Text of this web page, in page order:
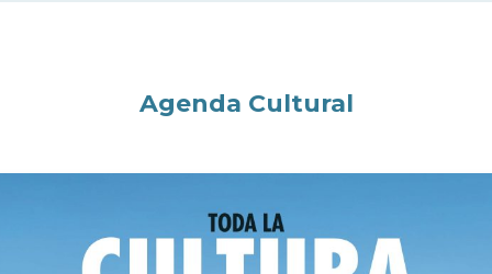
Agenda Cultural